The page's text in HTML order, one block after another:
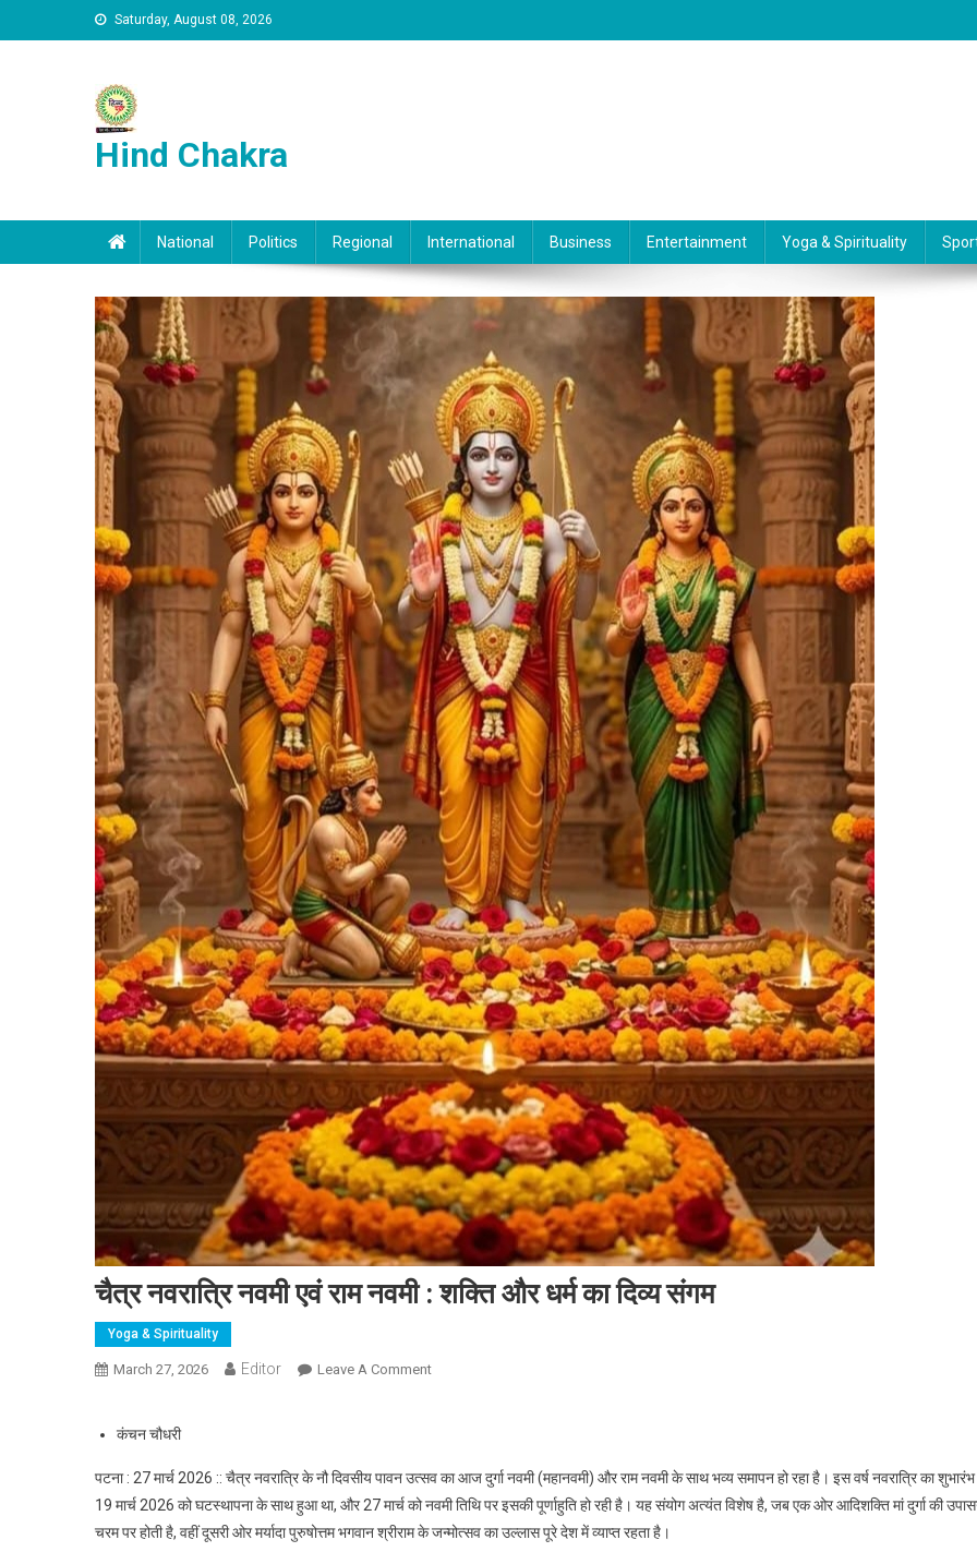
Skip to content Saturday, August 08, 2026
Hind Chakra
National Politics Regional International Business Entertainment Yoga & Spirituality
चैत्र नवरात्रि नवमी एवं राम नवमी : शक्ति और धर्म का दिव्य संगम
Yoga & Spirituality
March 27, 2026 Editor Leave A Comment
कंचन चौधरी
पटना : 27 मार्च 2026 :: चैत्र नवरात्रि के नौ दिवसीय पावन उत्सव का आज दुर्गा नवमी (महानवमी) और राम नवमी के साथ भव्य समापन हो रहा है। इस वर्ष नवरात्रि का शुभारंभ
19 मार्च 2026 को घटस्थापना के साथ हुआ था, और 27 मार्च को नवमी तिथि पर इसकी पूर्णाहुति हो रही है। यह संयोग अत्यंत विशेष है, जब एक ओर आदिशक्ति मां दुर्गा की
चरम पर होती है, वहीं दूसरी ओर मर्यादा पुरुषोत्तम भगवान श्रीराम के जन्मोत्सव का उल्लास पूरे देश में व्याप्त रहता है।